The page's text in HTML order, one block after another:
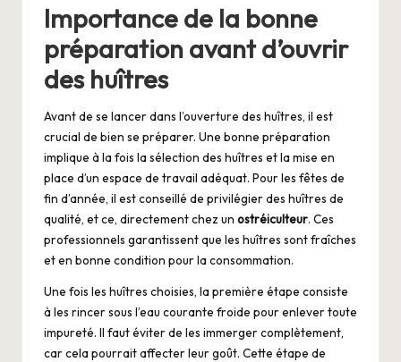
Importance de la bonne
préparation avant d’ouvrir
des huîtres
Avant de se lancer dans l’ouverture des huîtres, il est
crucial de bien se préparer. Une bonne préparation
implique à la fois la sélection des huîtres et la mise en
place d’un espace de travail adéquat. Pour les fêtes de
fin d’année, il est conseillé de privilégier des huîtres de
qualité, et ce, directement chez un ostréiculteur. Ces
professionnels garantissent que les huîtres sont fraîches
et en bonne condition pour la consommation.
Une fois les huîtres choisies, la première étape consiste
à les rincer sous l’eau courante froide pour enlever toute
impureté. Il faut éviter de les immerger complètement,
car cela pourrait affecter leur goût. Cette étape de